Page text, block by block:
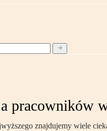
pracowników
znajdujemy wiele